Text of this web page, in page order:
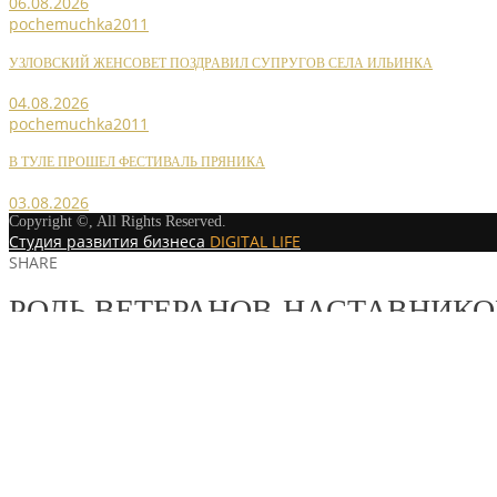
pochemuchka2011
УЗЛОВСКИЙ ЖЕНСОВЕТ ПОЗДРАВИЛ СУПРУГОВ СЕЛА ИЛЬИНКА
04.08.2026
pochemuchka2011
В ТУЛЕ ПРОШЕЛ ФЕСТИВАЛЬ ПРЯНИКА
03.08.2026
Copyright ©, All Rights Reserved.
Студия развития бизнеса DIGITAL LIFE
SHARE
РОЛЬ ВЕТЕРАНОВ-